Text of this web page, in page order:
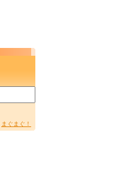
まぐまぐ！